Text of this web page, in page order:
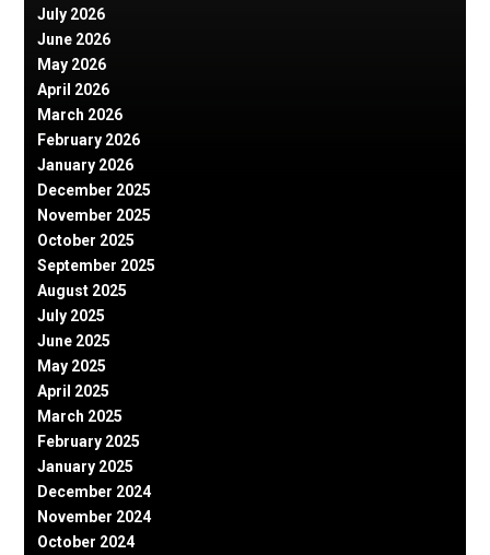
July 2026
June 2026
May 2026
April 2026
March 2026
February 2026
January 2026
December 2025
November 2025
October 2025
September 2025
August 2025
July 2025
June 2025
May 2025
April 2025
March 2025
February 2025
January 2025
December 2024
November 2024
October 2024